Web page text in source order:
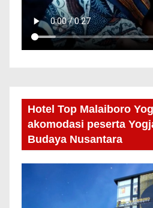
Hotel Top Malaiboro
akomodasi peserta
Budaya Nusantara